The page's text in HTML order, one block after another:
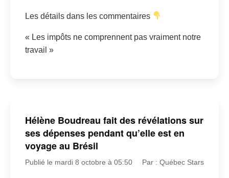
Les détails dans les commentaires
« Les impôts ne comprennent pas vraiment notre
travail »
Hélène Boudreau fait des révélations sur
ses dépenses pendant qu’elle est en
voyage au Brésil
Publié le mardi 8 octobre à 05:50 Par : Québec Stars